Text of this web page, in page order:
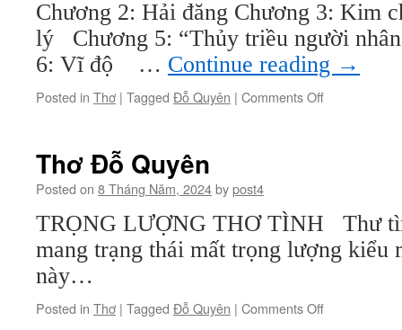
Chương 2: Hải đăng Chương 3: Kim
lý Chương 5: “Thủy triều người
6: Vĩ độ … Continue reading →
Posted in Thơ | Tagged Đỗ Quyên | Comments Offon
Thơ Đỗ Quyên
Posted on 8 Tháng Năm, 2024bypost4
TRỌNG LƯỢNG THƠ TÌNH Thư
mang trạng thái mất trọng lượng kiểu
này…
Posted in Thơ | Tagged Đỗ Quyên | Comments Offon